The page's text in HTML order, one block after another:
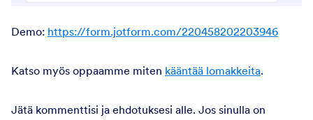
Demo: https://form.jotform.com/220458202203946
Katso myös oppaamme miten kääntää lomakkeita.
Jätä kommenttisi ja ehdotuksesi alle. Jos sinulla on